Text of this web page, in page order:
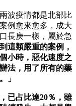
波疫情都是北部比
例愈來愈多，成大
長庚一樣，屬於急
這類嚴重的案例，
小時，惡化速度之
法，用了所有的藥
」
已占比達20％，雖